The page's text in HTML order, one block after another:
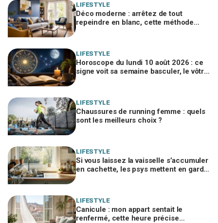
LIFESTYLE
Déco moderne : arrêtez de tout
repeindre en blanc, cette méthode
LIFESTYLE
Horoscope du lundi 10 août 2026 : ce
signe voit sa semaine basculer, le vôtre
LIFESTYLE
Chaussures de running femme : quels
sont les meilleurs choix ?
LIFESTYLE
Si vous laissez la vaisselle s’accumuler
en cachette, les psys mettent en garde
LIFESTYLE
Canicule : mon appart sentait le
renfermé, cette heure précise